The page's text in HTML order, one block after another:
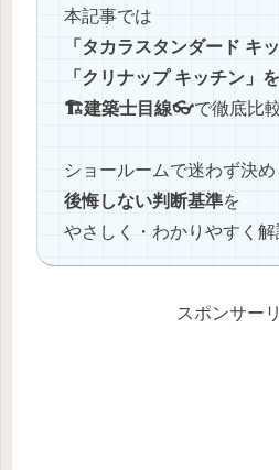
本記事では
「タカラスタンダード キッ
「クリナップ キッチン」を
🏗️建築士目線👓で徹底比
ショールームで迷わず決め
後悔しない判断基準を
やさしく・わかりやすく
スポンサー